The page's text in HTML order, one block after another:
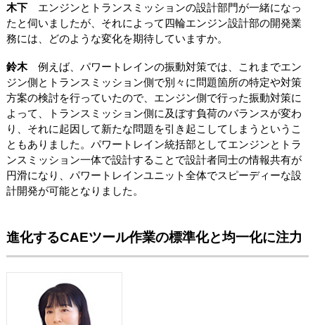
木下エンジンとトランスミッションの設計部門が一緒になっ
たと伺いましたが、それによって四輪エンジン設計部の開発業
務には、どのような変化を期待していますか。
鈴木例えば、パワートレインの振動対策では、これまでエン
ジン側とトランスミッション側で別々に問題箇所の特定や対策
方案の検討を行っていたので、エンジン側で行った振動対策に
よって、トランスミッション側に及ぼす負荷のバランスが変わ
り、それに起因して新たな問題を引き起こしてしまうというこ
ともありました。パワートレイン統括部としてエンジンとトラ
ンスミッション一体で設計することで設計者同士の情報共有が
円滑になり、パワートレインユニット全体でスピーディーな設
計開発が可能となりました。
進化するCAEツール作業の標準化と均一化に注力